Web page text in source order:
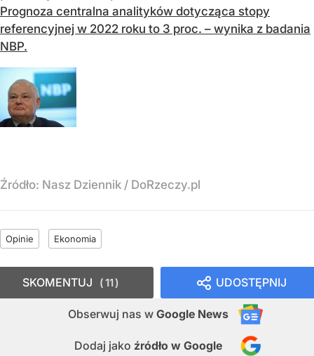
Prognoza centralna analityków dotycząca stopy
referencyjnej w 2022 roku to 3 proc. – wynika z badania
NBP.
Źródło: Nasz Dziennik / DoRzeczy.pl
Opinie Ekonomia
UDOSTĘPNIJ
Obserwuj nas w Google News
Dodaj jako źródło w Google
SKOMENTUJ 11